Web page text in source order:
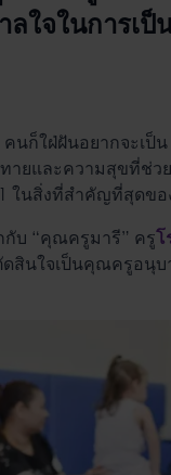
ลใจในการเป็
ก็ใฝ่ฝันอยากจะเป็
ายและความสุขที่ช่ว
ในสิ่งที่สำคัญที่สุดขอ
บ “คุณครูมารี” ครูโ
สินใจเป็นคุณครูอนุ